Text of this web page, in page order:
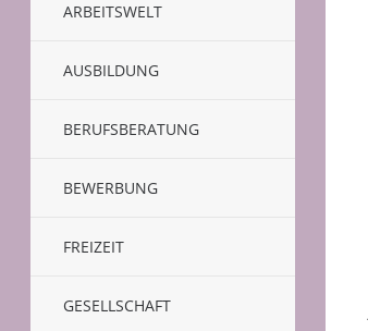
ARBEITSWELT
AUSBILDUNG
BERUFSBERATUNG
BEWERBUNG
FREIZEIT
GESELLSCHAFT